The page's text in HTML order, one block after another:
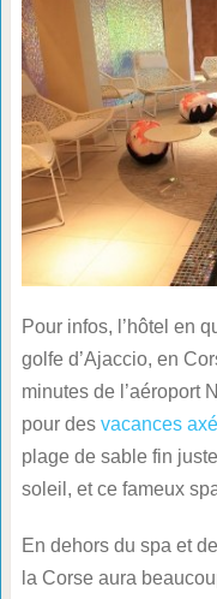
Pour infos, l’hôtel en
golfe d’Ajaccio, en
minutes de l’aéroport
pour des vacances
plage de sable fin
soleil, et ce fameux
En dehors du spa et
la Corse aura